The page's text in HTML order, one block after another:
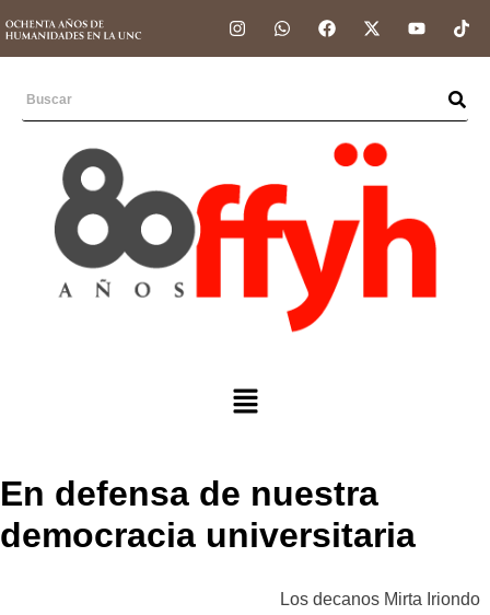
En defensa de nuestra
democracia universitaria
Los decanos Mirta Iriondo